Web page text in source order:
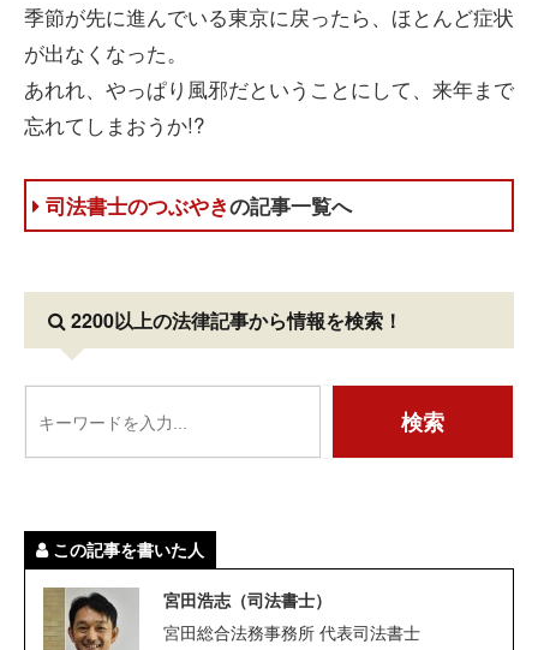
季節が先に進んでいる東京に戻ったら、ほとんど症状
が出なくなった。
あれれ、やっぱり風邪だということにして、来年まで
忘れてしまおうか!?
司法書士のつぶやきの記事一覧へ
2200以上の法律記事から情報を検索！
この記事を書いた人
宮田浩志（司法書士）
宮田総合法務事務所 代表司法書士